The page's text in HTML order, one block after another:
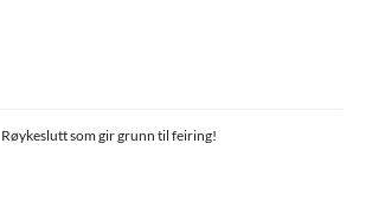
Røykeslutt som gir grunn til feiring!